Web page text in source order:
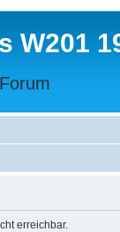
W201
erreichbar.